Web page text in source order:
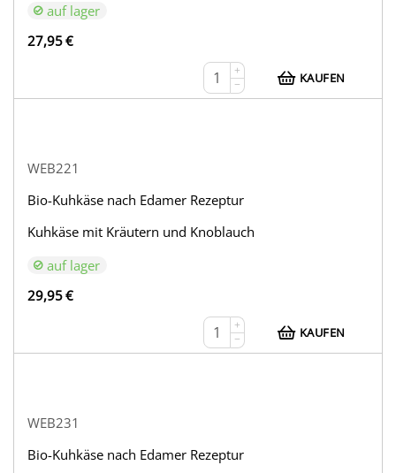
auf lager
27,95€
+
−
KAUFEN
WEB221
Bio-Kuhkäse nach Edamer Rezeptur
Kuhkäse mit Kräutern und Knoblauch
auf lager
29,95€
+
−
KAUFEN
WEB231
Bio-Kuhkäse nach Edamer Rezeptur